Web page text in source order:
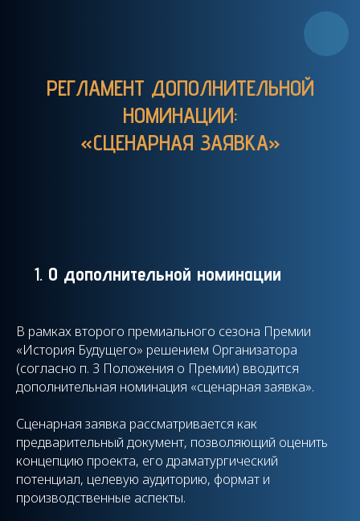
РЕГЛАМЕНТ ДОПОЛНИТЕЛЬНОЙ
НОМИНАЦИИ:
«СЦЕНАРНАЯ ЗАЯВКА»
О дополнительной номинации
В рамках второго премиального сезона Премии
«История Будущего» решением Организатора
(согласно п. 3 Положения о Премии) вводится
дополнительная номинация «сценарная заявка».
Сценарная заявка рассматривается как
предварительный документ, позволяющий оценить
концепцию проекта, его драматургический
потенциал, целевую аудиторию, формат и
производственные аспекты.